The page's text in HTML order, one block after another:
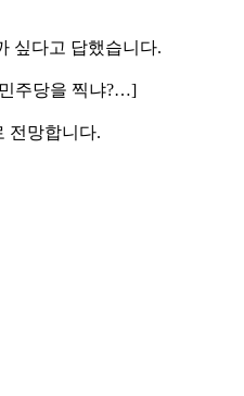
싶다고 답했습니다.
주당을 찍냐?…]
전망합니다.